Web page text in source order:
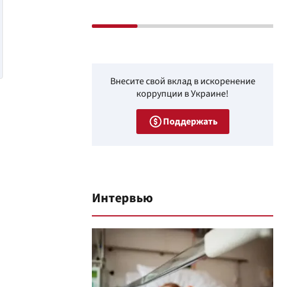
Внесите свой вклад в искоренение
коррупции в Украине!
Поддержать
Интервью